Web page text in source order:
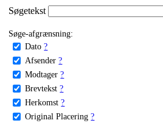
Søgetekst
Søge-afgrænsning:
Dato ?
Afsender ?
Modtager ?
Brevtekst ?
Herkomst ?
Original Placering ?